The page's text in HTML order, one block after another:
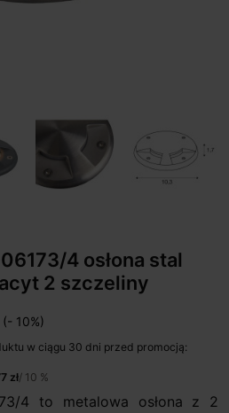
4 osłona stal
2 szczeliny
(- 10%)
w ciągu 30 dni przed promocją:
zł/ 10 %
4 to metalowa osłona z 2